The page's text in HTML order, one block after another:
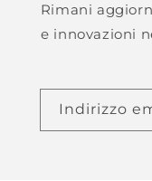
Rimani
e innovazioni
Indirizzo